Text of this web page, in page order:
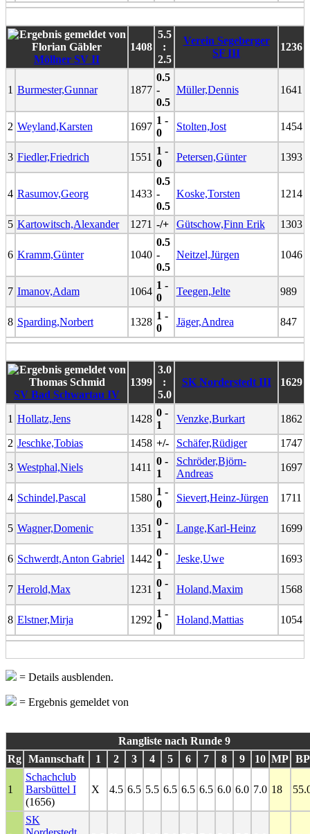
Möllner SV II
1408
5.5
:
2.5
Verein Segeberger
SF III
1236
1 Burmester,Gunnar 1877
0.5
-
0.5
Müller,Dennis 1641
2 Weyland,Karsten 1697
1 -
0
Stolten,Jost 1454
3 Fiedler,Friedrich 1551
1 -
0
Petersen,Günter 1393
4 Rasumov,Georg 1433
0.5
-
0.5
Koske,Torsten 1214
5 Kartowitsch,Alexander 1271 -/+ Gütschow,Finn Erik 1303
6 Kramm,Günter 1040
0.5
-
0.5
Neitzel,Jürgen 1046
7 Imanov,Adam 1064
1 -
0
Teegen,Jelte 989
8 Sparding,Norbert 1328
1 -
0
Jäger,Andrea 847
SV Bad Schwartau IV
1399
3.0
:
5.0
SK Norderstedt III 1629
1 Hollatz,Jens 1428
0 -
1
Venzke,Burkart 1862
2 Jeschke,Tobias 1458 +/- Schäfer,Rüdiger 1747
3 Westphal,Niels 1411
0 -
1
Schröder,Björn-
Andreas
1697
4 Schindel,Pascal 1580
1 -
0
Sievert,Heinz-Jürgen 1711
5 Wagner,Domenic 1351
0 -
1
Lange,Karl-Heinz 1699
6 Schwerdt,Anton Gabriel 1442
0 -
1
Jeske,Uwe 1693
7 Herold,Max 1231
0 -
1
Holand,Maxim 1568
8 Elstner,Mirja 1292
1 -
0
Holand,Mattias 1054
= Details ausblenden.
= Ergebnis gemeldet von
Rangliste nach Runde 9
Rg Mannschaft 1 2 3 4 5 6 7 8 9 10 MP BP
1
Schachclub
Barsbüttel I
(1656)
X 4.5 6.5 5.5 6.5 6.5 6.5 6.0 6.0 7.0 18
SK